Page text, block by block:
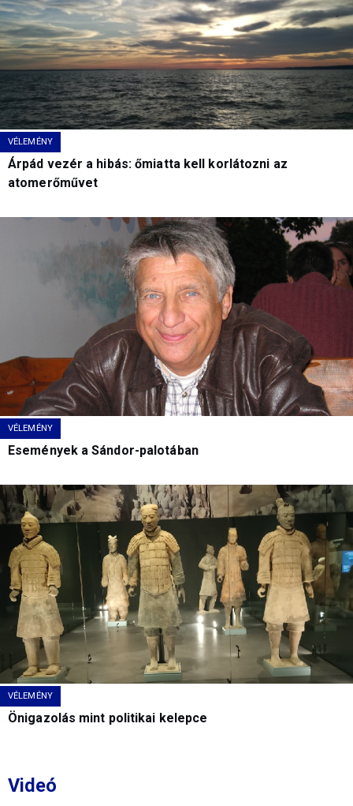
VÉLEMÉNY
Árpád vezér a hibás: őmiatta kell korlátozni az
atomerőművet
VÉLEMÉNY
Események a Sándor-palotában
VÉLEMÉNY
Önigazolás mint politikai kelepce
Videó